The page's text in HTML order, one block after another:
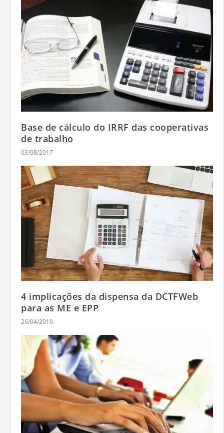
Base de cálculo do IRRF das cooperativas
de trabalho
03/08/2017
4 implicações da dispensa da DCTFWeb
para as ME e EPP
26/04/2019